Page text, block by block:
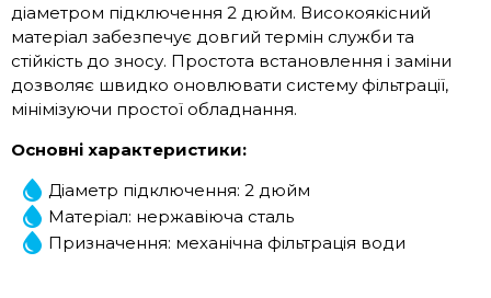
діаметром підключення 2 дюйм. Високоякісний
матеріал забезпечує довгий термін служби та
стійкість до зносу. Простота встановлення і заміни
дозволяє швидко оновлювати систему фільтрації,
мінімізуючи простої обладнання.
Основні характеристики:
Діаметр підключення: 2 дюйм
Матеріал: нержавіюча сталь
Призначення: механічна фільтрація води